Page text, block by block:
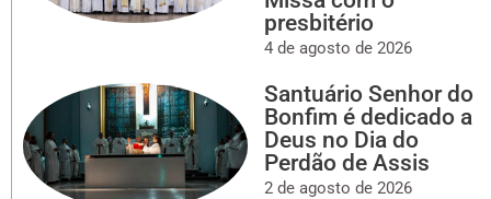
presbitério
4 de agosto de 2026
Santuário Senhor do
Bonfim é dedicado a
Deus no Dia do
Perdão de Assis
2 de agosto de 2026